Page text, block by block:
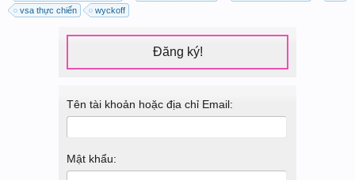
vsa thực chiến
wyckoff
Đăng ký!
Tên tài khoản hoặc địa chỉ Email:
Mật khẩu: